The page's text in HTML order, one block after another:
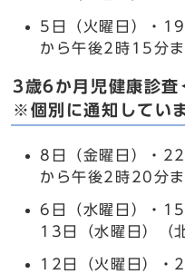
5日（火曜日）・
から午後2時15分
3歳6か月児健康診
※個別に通知してい
8日（金曜日）・
から午後2時20分
6日（水曜日）・
13日（水曜日）（
12日（火曜日）・